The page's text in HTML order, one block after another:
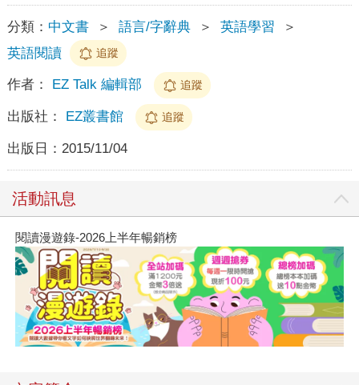
分類： 中文書 ＞ 語言/字辭典 ＞ 英語學習
＞
英語閱讀
追蹤
作者： EZ Talk 編輯部 追蹤
出版社： EZ叢書館 追蹤
出版日： 2015/11/04
活動訊息
閱讀漫遊錄-2026上半年暢銷榜